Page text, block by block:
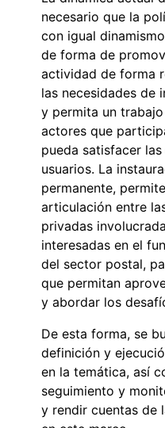
necesario que la
con igual
de forma de
actividad de forma
las necesidades de
y permita un
actores que
pueda satisfacer
usuarios. La
permanente,
articulación entre
privadas
interesadas en el
del sector postal,
que permitan
y abordar los
De esta forma, se
definición y
en la temática, así
seguimiento y
y rendir cuentas de